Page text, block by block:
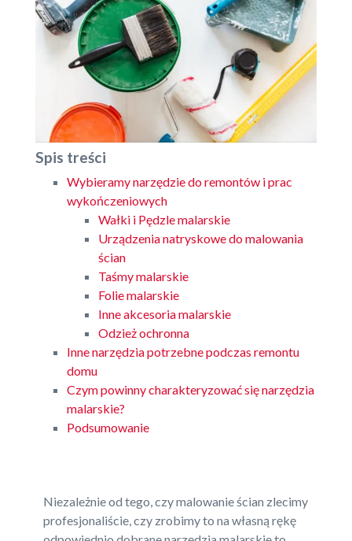
Spis treści
Wybieramy narzędzie do remontów i prac
wykończeniowych
Wałki i Pędzle malarskie
Urządzenia natryskowe do malowania
ścian
Taśmy malarskie
Folie malarskie
Inne akcesoria malarskie
Odzież ochronna
Inne narzędzia potrzebne podczas remontu
domu
Czym powinny charakteryzować się narzędzia
malarskie?
Podsumowanie
Niezależnie od tego, czy malowanie ścian zlecimy
profesjonaliście, czy zrobimy to na własną rękę